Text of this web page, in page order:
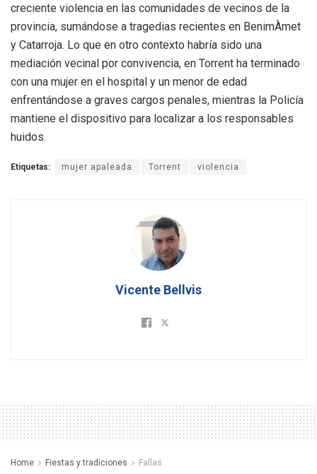
creciente violencia en las comunidades de vecinos de la
provincia, sumándose a tragedias recientes en BenimÀmet
y Catarroja. Lo que en otro contexto habría sido una
mediación vecinal por convivencia, en Torrent ha terminado
con una mujer en el hospital y un menor de edad
enfrentándose a graves cargos penales, mientras la Policía
mantiene el dispositivo para localizar a los responsables
huidos.
Etiquetas: mujer apaleada Torrent violencia
Vicente Bellvis
Home Fiestas y tradiciones Fallas